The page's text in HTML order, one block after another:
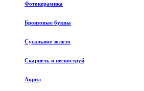
Фотокерамика
Бронзовые буквы
Сусальное золото
Скарпель и пескоструй
Акрил